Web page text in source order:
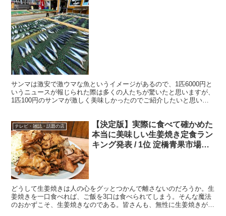
サンマは激安で激ウマな魚というイメージがあるので、1匹6000円と
いうニュースが報じられた際は多くの人たちが驚いたと思いますが、
1匹100円のサンマが激しく美味しかったのでご紹介したいと思いま
テレビ・雑誌・話題の店
【決定版】実際に食べて確かめた
本当に美味しい生姜焼き定食ラン
キング発表 / 1位 淀橋青果市場の
どうして生姜焼きは人の心をグッとつかんで離さないのだろうか。生
姜焼きを一口食べれば、ご飯を3口は食べられてしまう。そんな魔法
のおかずこそ、生姜焼きなのである。皆さんも、無性に生姜焼きが食